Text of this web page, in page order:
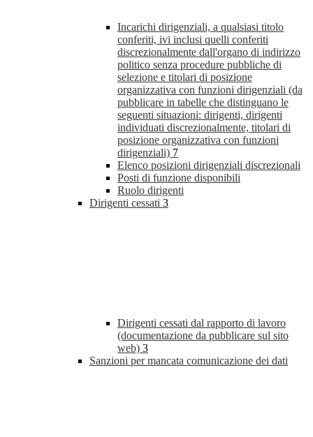
Incarichi dirigenziali, a qualsiasi titolo
conferiti, ivi inclusi quelli conferiti
discrezionalmente dall'organo di indirizzo
politico senza procedure pubbliche di
selezione e titolari di posizione
organizzativa con funzioni dirigenziali (da
pubblicare in tabelle che distinguano le
seguenti situazioni: dirigenti, dirigenti
individuati discrezionalmente, titolari di
posizione organizzativa con funzioni
dirigenziali) 7
Elenco posizioni dirigenziali discrezionali
Posti di funzione disponibili
Ruolo dirigenti
Dirigenti cessati 3
Dirigenti cessati dal rapporto di lavoro
(documentazione da pubblicare sul sito
web) 3
Sanzioni per mancata comunicazione dei dati